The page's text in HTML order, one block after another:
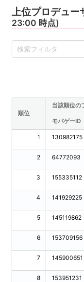
上位プロデュー
23:00 時点)
順位
当該順位の
モバゲーID
1
2
3
4
5
6
7
8
130982175
64772093
155335112
141929225
145119862
153709156
145900651
153951231